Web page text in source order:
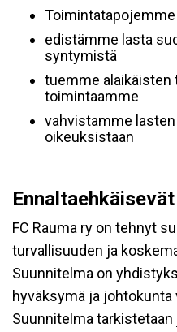
Toimintatapojemme
edistämme lasta
syntymistä
tuemme
toimintaamme
vahvistamme
oikeuksistaan
FC Rauma ry on tehnyt
turvallisuuden ja
Suunnitelma on
hyväksymä ja
Suunnitelma